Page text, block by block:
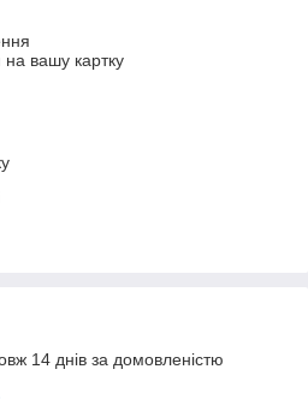
на вашу картку
14 днів за домовленістю